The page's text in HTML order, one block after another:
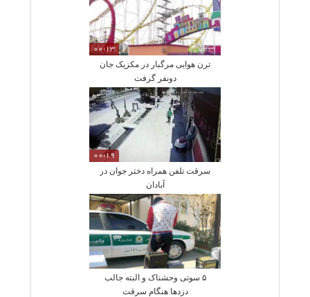
00:13
ترن هوایی مرگبار در مکزیک جان
دونفر گرفت
00:19
سرقت تلفن همراه دختر جوان در
آبادان
۵ سوتی وحشناک و البته جالب
دزد‌ها هنگام سرقت